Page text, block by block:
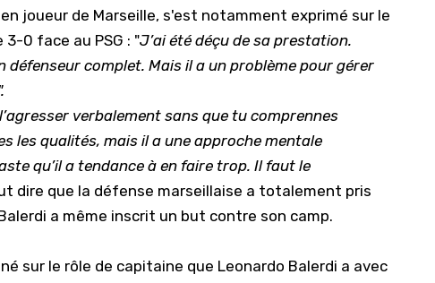
joueur de Marseille, s'est notamment exprimé sur le
0 face au PSG : "J’ai été déçu de sa prestation.
défenseur complet. Mais il a un problème pour gérer
verbalement sans que tu comprennes
les qualités, mais il a une approche mentale
qu’il a tendance à en faire trop. Il faut le
dire que la défense marseillaise a totalement pris
a même inscrit un but contre son camp.
sur le rôle de capitaine que Leonardo Balerdi a avec